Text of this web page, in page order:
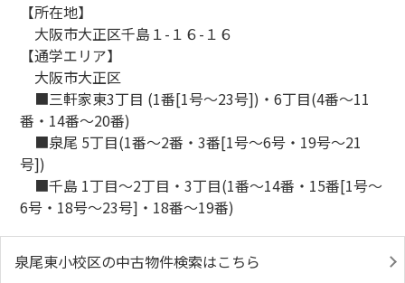
【所在地】
大阪市大正区千島１-１６-１６
【通学エリア】
大阪市大正区
■三軒家東3丁目 (1番[1号～23号])・6丁目(4番～11
番・14番～20番)
■泉尾 5丁目(1番～2番・3番[1号～6号・19号～21
号])
■千島 1丁目～2丁目・3丁目(1番～14番・15番[1号～
6号・18号～23号]・18番～19番)
泉尾東小校区の中古物件検索はこちら